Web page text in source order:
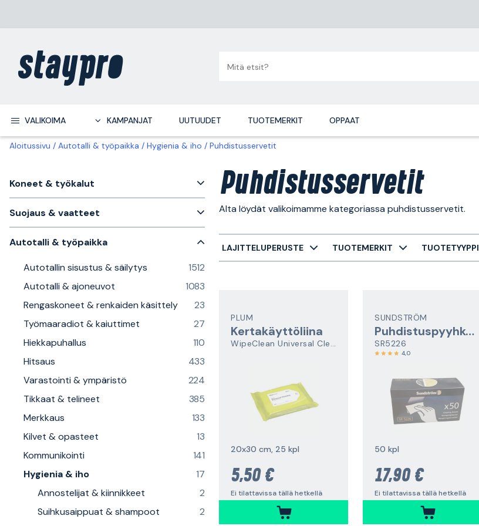
VALIKOIMA KAMPANJAT UUTUUDET TUOTEMERKIT OPPAAT
Aloitussivu Autotalli & työpaikka Hygienia & iho Puhdistusservetit
Koneet & työkalut
Suojaus & vaatteet
Autotalli & työpaikka
Autotallin sisustus & säilytys
1512
Autotalli & ajoneuvot
1083
Rengaskoneet & renkaiden käsittely
23
Työmaaradiot & kaiuttimet
27
Hiekkapuhallus
110
Hitsaus
433
Varastointi & ympäristö
224
Tikkaat & telineet
385
Merkkaus
133
Kilvet & opasteet
13
Kommunikointi
141
Hygienia & iho
17
Annostelijat & kiinnikkeet
2
Suihkusaippuat & shampoot
2
Puhdistusservetit
Alta löydät valikoimamme kategoriassa puhdistusservetit.
LAJITTELUPERUSTE TUOTEMERKIT TUOTETYYPPI
PLUM
Kertakäyttöliina
WipeClean Universal Cleaning
20x30 cm, 25 kpl
5,50 €
Ei tilattavissa tällä hetkellä
SUNDSTRÖM
Puhdistuspyyhkeet
SR5226
4,0
50 kpl
17,90 €
Ei tilattavissa tällä hetkellä